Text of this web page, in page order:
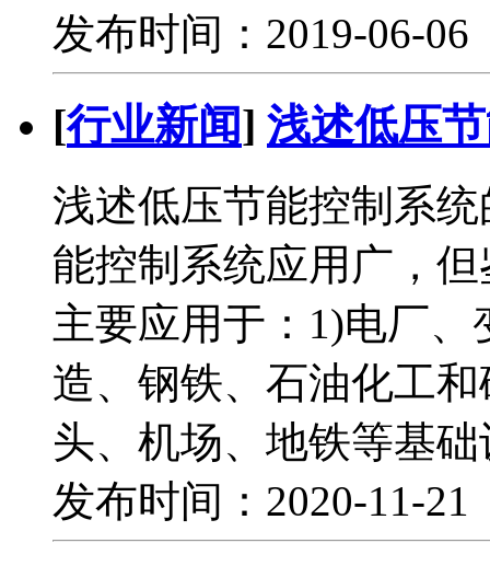
发布时间：2019-06-
[行业新闻] 浅述低压
浅述低压节能控制系
能控制系统应用广，
主要应用于：1)电厂
造、钢铁、石油化工
头、机场、地铁等基
发布时间：2020-11-